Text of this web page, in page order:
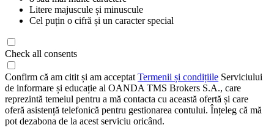
Litere majuscule și minuscule
Cel puțin o cifră și un caracter special
Check all consents
Confirm că am citit și am acceptat Termenii și condițiile Serviciului
de informare și educație al OANDA TMS Brokers S.A., care
reprezintă temeiul pentru a mă contacta cu această ofertă și care
oferă asistență telefonică pentru gestionarea contului. Înțeleg că mă
pot dezabona de la acest serviciu oricând.